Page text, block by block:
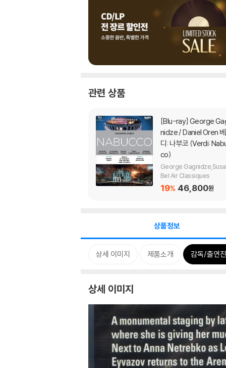
관련 상품
[Blu-ray]
nidze / Daniel Oren
디: 나부코 (Verdi:
co)
George
na Branchini,Rubens
zari,Rafal Siwek,Maria
e Moreno,Daniel Oren
Bel Air Classiques
19% 46,800원
상품정보
상세 이미지 제품소개 감독/출연
상세 이미지